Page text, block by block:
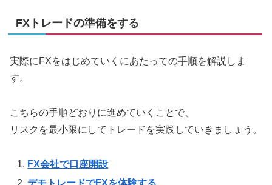
FXトレードの準備をする
実際にFXをはじめていくにあたっての手順を解説しま
す。
こちらの手順どおりに進めていくことで、
リスクを最小限にしてトレードを実践していきましょう。
FX会社で口座開設
デモトレードでFXを体験する